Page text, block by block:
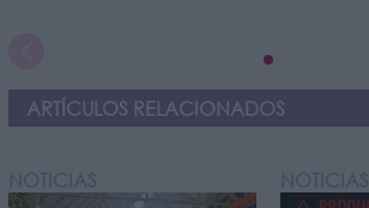
ARTÍCULOS RELACIONADOS
NOTICIAS NOTICIAS